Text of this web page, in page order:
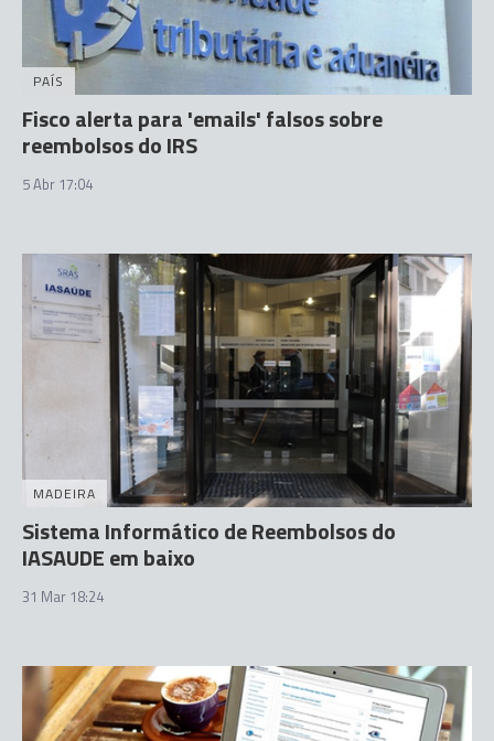
PAÍS
Fisco alerta para 'emails' falsos sobre
reembolsos do IRS
5 Abr 17:04
MADEIRA
Sistema Informático de Reembolsos do
IASAUDE em baixo
31 Mar 18:24